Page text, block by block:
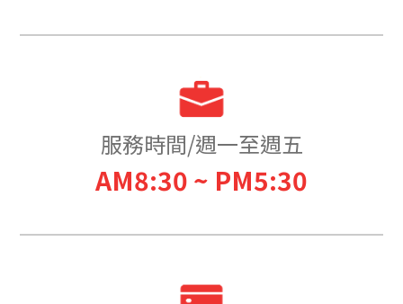
服務時間/週一至週五
AM8:30 ~ PM5:30